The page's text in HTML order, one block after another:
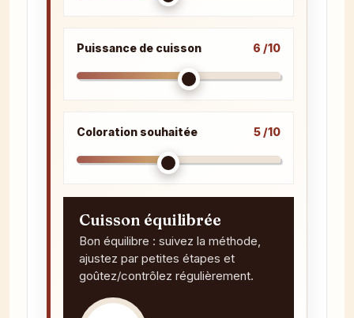
Puissance de cuisson 6 /10
Coloration souhaitée 5 /10
Cuisson équilibrée
Bon équilibre : suivez la méthode,
ajustez par petites étapes et
goûtez/contrôlez régulièrement.